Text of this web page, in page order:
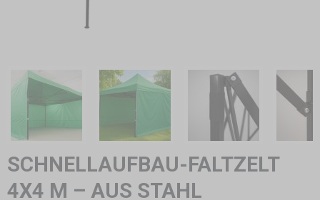
SCHNELLAUFBAU-FALTZELT
4X4 M – AUS STAHL